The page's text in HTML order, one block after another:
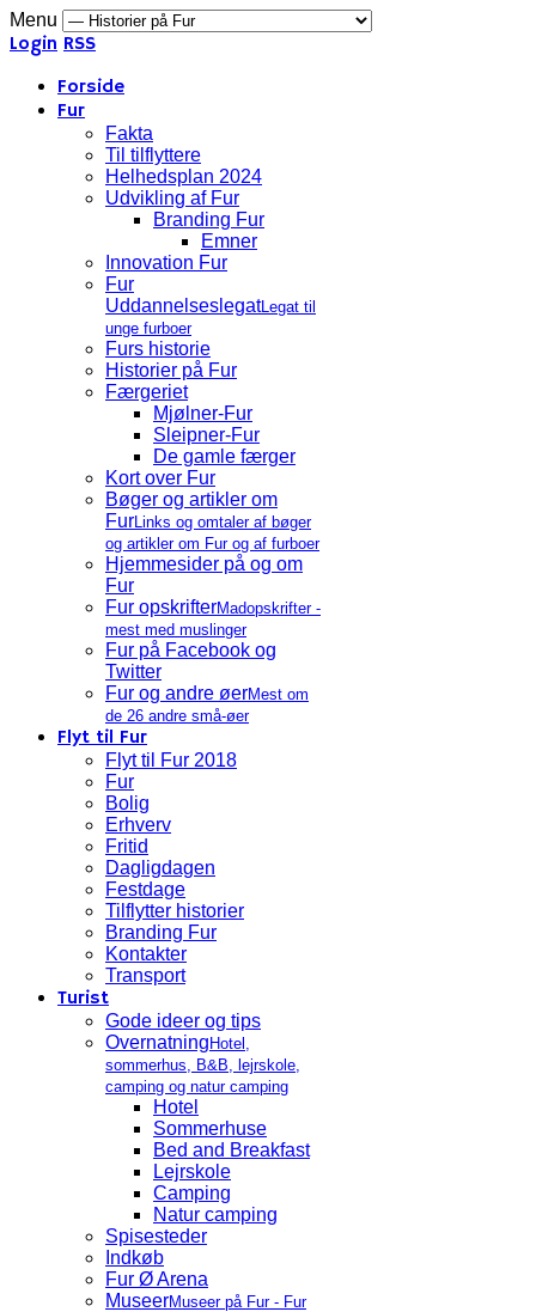
Menu
Login RSS
Forside
Fur
Fakta
Til tilflyttere
Helhedsplan 2024
Udvikling af Fur
Branding Fur
Emner
Innovation Fur
Fur
UddannelseslegatLegat til
unge furboer
Furs historie
Historier på Fur
Færgeriet
Mjølner-Fur
Sleipner-Fur
De gamle færger
Kort over Fur
Bøger og artikler om
FurLinks og omtaler af bøger
og artikler om Fur og af furboer
Hjemmesider på og om
Fur
Fur opskrifterMadopskrifter -
mest med muslinger
Fur på Facebook og
Twitter
Fur og andre øerMest om
de 26 andre små-øer
Flyt til Fur
Flyt til Fur 2018
Fur
Bolig
Erhverv
Fritid
Dagligdagen
Festdage
Tilflytter historier
Branding Fur
Kontakter
Transport
Turist
Gode ideer og tips
Overnatning Hotel,
sommerhus, B&B, lejrskole,
camping og natur camping
Hotel
Sommerhuse
Bed and Breakfast
Lejrskole
Camping
Natur camping
Spisesteder
Indkøb
Fur Ø Arena
MuseerMuseer på Fur - Fur